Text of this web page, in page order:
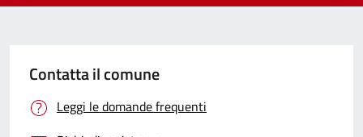
Contatta il comune
Leggi le domande frequenti